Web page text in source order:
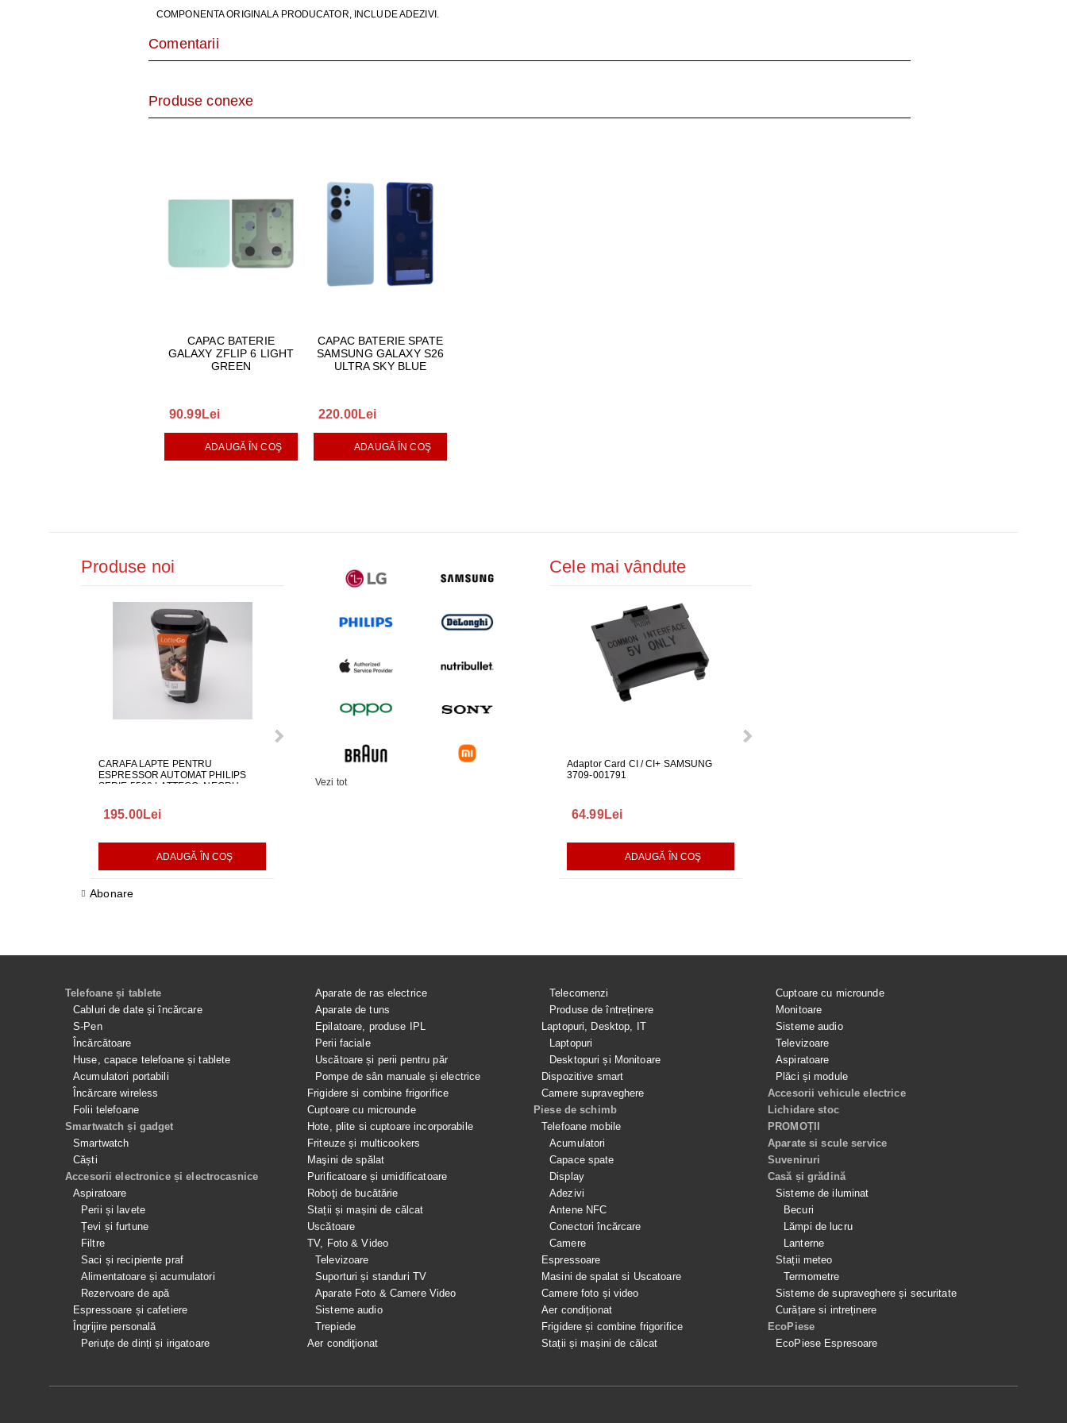
COMPONENTA ORIGINALA PRODUCATOR, INCLUDE ADEZIVI.
Comentarii
Produse conexe
CAPAC BATERIE
GALAXY ZFLIP 6 LIGHT
GREEN
90.99Lei
ADAUGĂ ÎN COŞ
CAPAC BATERIE SPATE
SAMSUNG GALAXY S26
ULTRA SKY BLUE
220.00Lei
ADAUGĂ ÎN COŞ
Produse noi
CARAFA LAPTE PENTRU
ESPRESSOR AUTOMAT PHILIPS
SERIE 5500 LATTEGO, NEGRU,
195.00Lei
ADAUGĂ ÎN COŞ
ALIMENTATOR PENTRU MONITOR
CABLU ONE CONNECT PENTRU
TELEVIZOR SAMSUNG
FURTUN EVACUARE PENTRU
Abonare
Vezi tot
Cele mai vândute
Adaptor Card CI / CI+ SAMSUNG
3709-001791
64.99Lei
ADAUGĂ ÎN COŞ
Telefoane și tablete
Cabluri de date și încărcare
S-Pen
Încărcătoare
Huse, capace telefoane și tablete
Acumulatori portabili
Încărcare wireless
Folii telefoane
Smartwatch și gadget
Smartwatch
Căști
Accesorii electronice și electrocasnice
Aspiratoare
Perii și lavete
Țevi și furtune
Filtre
Saci și recipiente praf
Alimentatoare și acumulatori
Rezervoare de apă
Espressoare și cafetiere
Îngrijire personală
Periuțe de dinți și irigatoare
Aparate de ras electrice
Aparate de tuns
Epilatoare, produse IPL
Perii faciale
Uscătoare și perii pentru păr
Pompe de sân manuale și electrice
Frigidere si combine frigorifice
Cuptoare cu microunde
Hote, plite si cuptoare incorporabile
Friteuze și multicookers
Maşini de spălat
Purificatoare și umidificatoare
Roboţi de bucătărie
Stații și mașini de călcat
Uscătoare
TV, Foto & Video
Televizoare
Suporturi și standuri TV
Aparate Foto & Camere Video
Sisteme audio
Trepiede
Aer condiţionat
Telecomenzi
Produse de întreținere
Laptopuri, Desktop, IT
Laptopuri
Desktopuri și Monitoare
Dispozitive smart
Camere supraveghere
Piese de schimb
Telefoane mobile
Acumulatori
Capace spate
Display
Adezivi
Antene NFC
Conectori încărcare
Camere
Espressoare
Masini de spalat si Uscatoare
Camere foto și video
Aer condiționat
Frigidere și combine frigorifice
Stații și mașini de călcat
Cuptoare cu microunde
Monitoare
Sisteme audio
Televizoare
Aspiratoare
Plăci și module
Accesorii vehicule electrice
Lichidare stoc
PROMOȚII
Aparate si scule service
Suveniruri
Casă și grădină
Sisteme de iluminat
Becuri
Lămpi de lucru
Lanterne
Stații meteo
Termometre
Sisteme de supraveghere și securitate
Curățare si intreținere
EcoPiese
EcoPiese Espresoare